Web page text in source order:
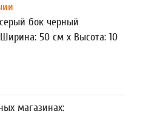
бок черный
50 см x Высота: 10
магазинах: